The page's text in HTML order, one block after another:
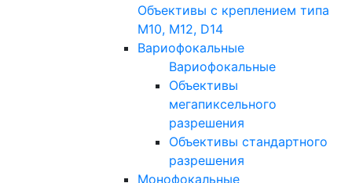
Объективы с креплением типа
M10, M12, D14
Вариофокальные
Вариофокальные
Объективы
мегапиксельного
разрешения
Объективы стандартного
разрешения
Монофокальные